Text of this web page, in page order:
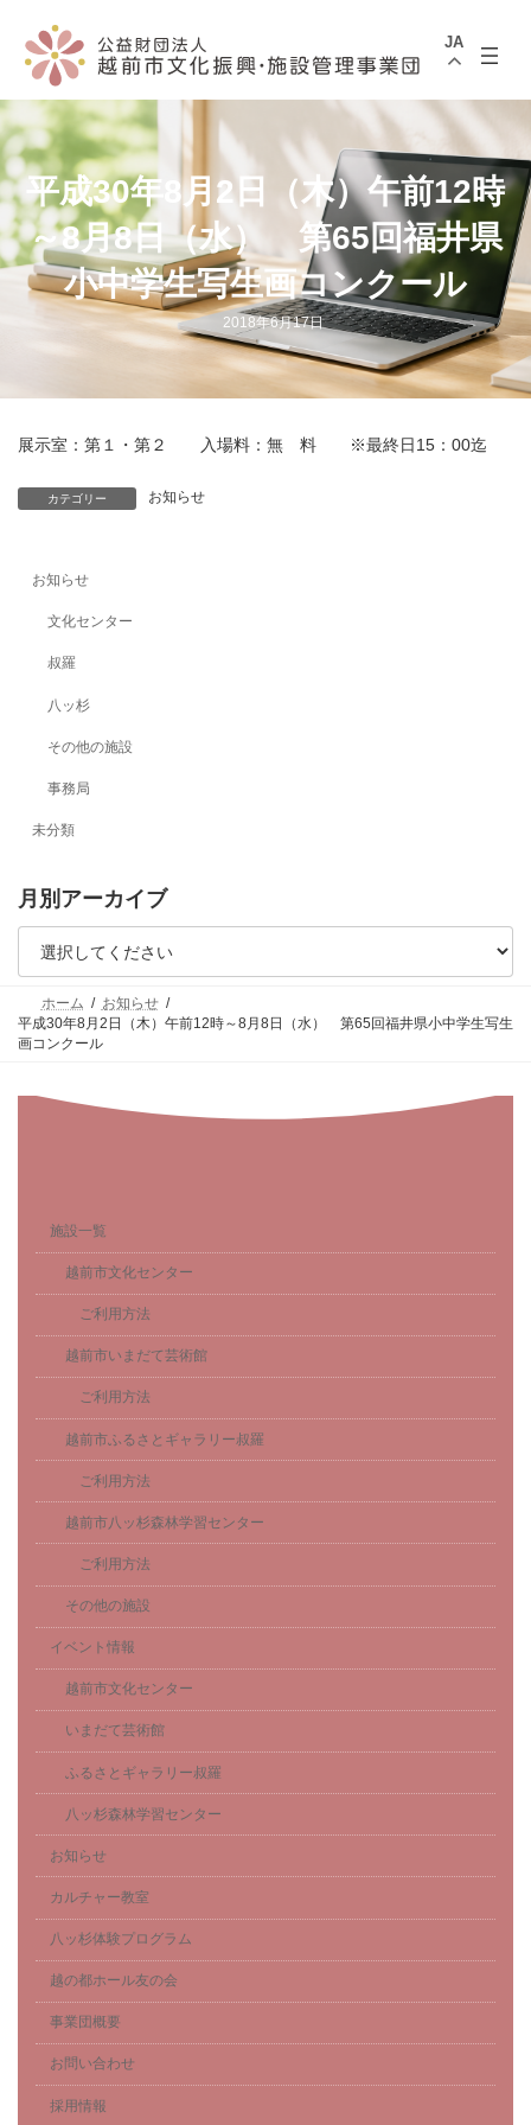
へ
ス
キ
ッ
プ
ョ
ン
に
移
動
JA
平成30年8月2日（木）午前12時
～8月8日（水） 第65回福井県
小中学生写生画コンクール
2018年6月17日
展示室：第１・第２ 入場料：無 料 ※最終日15：00迄
カテゴリー お知らせ
お知らせ
文化センター
叔羅
八ッ杉
その他の施設
事務局
未分類
月別アーカイブ
ホーム
お知らせ
平成30年8月2日（木）午前12時～8月8日（水） 第65回福井県小中学生写生
画コンクール
施設一覧
越前市文化センター
ご利用方法
越前市いまだて芸術館
ご利用方法
越前市ふるさとギャラリー叔羅
ご利用方法
越前市八ッ杉森林学習センター
ご利用方法
その他の施設
イベント情報
越前市文化センター
いまだて芸術館
ふるさとギャラリー叔羅
八ッ杉森林学習センター
お知らせ
カルチャー教室
八ッ杉体験プログラム
越の都ホール友の会
事業団概要
お問い合わせ
採用情報